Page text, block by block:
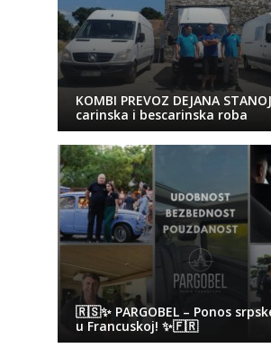
KOMBI PREVOZ DEJANA
carinska i bescarinska roba
🇷🇸✨ PARGOBEL – Ponos
u Francuskoj! ✨🇫🇷